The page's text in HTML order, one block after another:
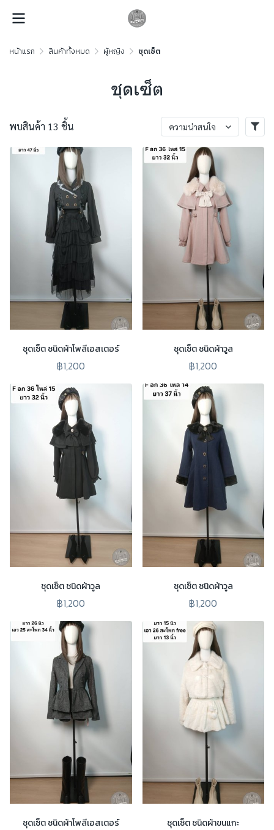
หน้าแรก สินค้าทั้งหมด ผู้หญิง ชุดเซ็ต
ชุดเซ็ต
พบสินค้า 13 ชิ้น ความน่าสนใจ
ชุดเซ็ต ชนิดผ้าโพลีเอสเตอร์
฿1,200
ชุดเซ็ต ชนิดผ้าวูล
฿1,200
ชุดเซ็ต ชนิดผ้าวูล
฿1,200
ชุดเซ็ต ชนิดผ้าวูล
฿1,200
ชุดเซ็ต ชนิดผ้าโพลีเอสเตอร์ ชุดเซ็ต ชนิดผ้าขนแกะ